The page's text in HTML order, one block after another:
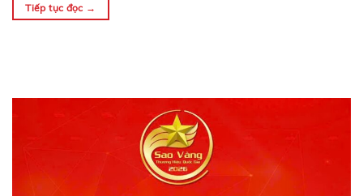
Tiếp tục đọc →